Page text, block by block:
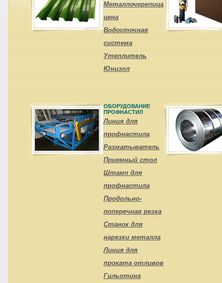
Металлочерепица
цена
Водосточная
система
Утеплитель
Юнизол
ОБОРУДОВАНИЕ
ПРОФНАСТИЛ
Линия для
профнастила
Разматыватель
Приемный стол
Штамп для
профнастила
Продольно-
поперечная резка
Станок для
нарезки металла
Линия для
проката отливов
Гильотина